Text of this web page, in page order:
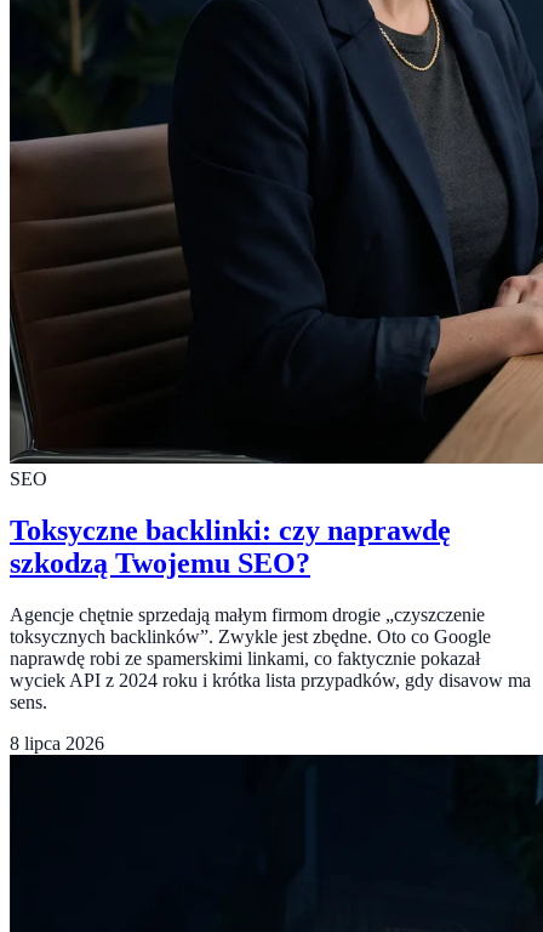
SEO
Toksyczne backlinki: czy naprawdę
szkodzą Twojemu SEO?
Agencje chętnie sprzedają małym firmom drogie „czyszczenie
toksycznych backlinków”. Zwykle jest zbędne. Oto co Google
naprawdę robi ze spamerskimi linkami, co faktycznie pokazał
wyciek API z 2024 roku i krótka lista przypadków, gdy disavow ma
sens.
8 lipca 2026